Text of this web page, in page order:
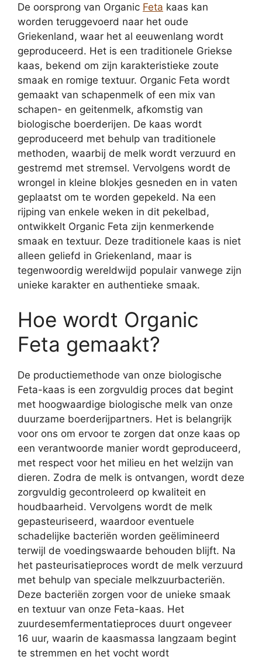
De oorsprong van Organic Feta kaas kan
worden teruggevoerd naar het oude
Griekenland, waar het al eeuwenlang wordt
geproduceerd. Het is een traditionele Griekse
kaas, bekend om zijn karakteristieke zoute
smaak en romige textuur. Organic Feta wordt
gemaakt van schapenmelk of een mix van
schapen- en geitenmelk, afkomstig van
biologische boerderijen. De kaas wordt
geproduceerd met behulp van traditionele
methoden, waarbij de melk wordt verzuurd en
gestremd met stremsel. Vervolgens wordt de
wrongel in kleine blokjes gesneden en in vaten
geplaatst om te worden gepekeld. Na een
rijping van enkele weken in dit pekelbad,
ontwikkelt Organic Feta zijn kenmerkende
smaak en textuur. Deze traditionele kaas is niet
alleen geliefd in Griekenland, maar is
tegenwoordig wereldwijd populair vanwege zijn
unieke karakter en authentieke smaak.
Hoe wordt Organic
Feta gemaakt?
De productiemethode van onze biologische
Feta-kaas is een zorgvuldig proces dat begint
met hoogwaardige biologische melk van onze
duurzame boerderijpartners. Het is belangrijk
voor ons om ervoor te zorgen dat onze kaas op
een verantwoorde manier wordt geproduceerd,
met respect voor het milieu en het welzijn van
dieren. Zodra de melk is ontvangen, wordt deze
zorgvuldig gecontroleerd op kwaliteit en
houdbaarheid. Vervolgens wordt de melk
gepasteuriseerd, waardoor eventuele
schadelijke bacteriën worden geëlimineerd
terwijl de voedingswaarde behouden blijft. Na
het pasteurisatieproces wordt de melk verzuurd
met behulp van speciale melkzuurbacteriën.
Deze bacteriën zorgen voor de unieke smaak
en textuur van onze Feta-kaas. Het
zuurdesemfermentatieproces duurt ongeveer
16 uur, waarin de kaasmassa langzaam begint
te stremmen en het vocht wordt